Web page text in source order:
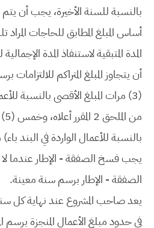
بالنسبة للسنة الأخيرة، يجب أن يتم
أساس المبلغ المطابق للحاجات المراد
المدة المتبقية لاستنفاذ المدة
أن يتجاوز المبلغ المتراكم
(3) مرات المبلغ الأقصى بالنسبة
بالنسبة للأعمال الواردة في البند
يجب فسخ الصفقة - الإطار عندما لا
الصفقة - الإطار برسم سنة معينة.
يعد صاحب المشروع عند نهاية كل
في حدود مبلغ الأعمال المنجزة برسم